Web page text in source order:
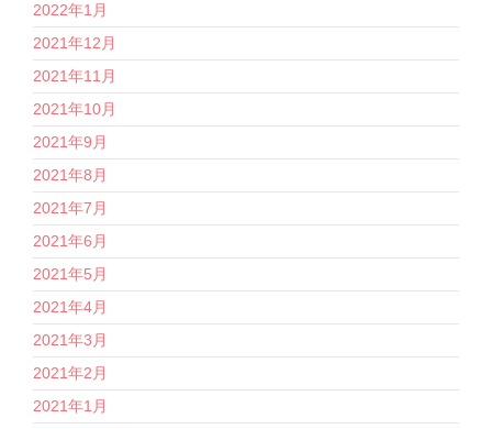
2022年1月
2021年12月
2021年11月
2021年10月
2021年9月
2021年8月
2021年7月
2021年6月
2021年5月
2021年4月
2021年3月
2021年2月
2021年1月